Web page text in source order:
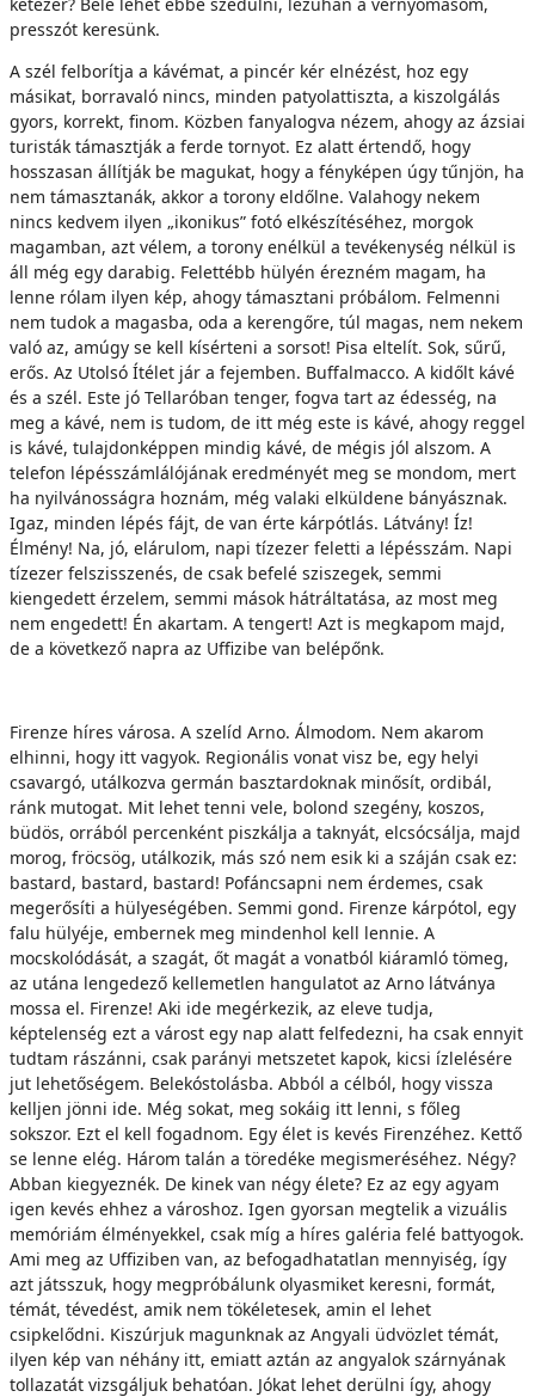
presszót keresünk.
A szél felborítja a kávémat, a pincér kér elnézést, hoz egy
másikat, borravaló nincs, minden patyolattiszta, a kiszolgálás
gyors, korrekt, finom. Közben fanyalogva nézem, ahogy az ázsiai
turisták támasztják a ferde tornyot. Ez alatt értendő, hogy
hosszasan állítják be magukat, hogy a fényképen úgy tűnjön, ha
nem támasztanák, akkor a torony eldőlne. Valahogy nekem
nincs kedvem ilyen „ikonikus” fotó elkészítéséhez, morgok
magamban, azt vélem, a torony enélkül a tevékenység nélkül is
áll még egy darabig. Felettébb hülyén érezném magam, ha
lenne rólam ilyen kép, ahogy támasztani próbálom. Felmenni
nem tudok a magasba, oda a kerengőre, túl magas, nem nekem
való az, amúgy se kell kísérteni a sorsot! Pisa eltelít. Sok, sűrű,
erős. Az Utolsó Ítélet jár a fejemben. Buffalmacco. A kidőlt kávé
és a szél. Este jó Tellaróban tenger, fogva tart az édesség, na
meg a kávé, nem is tudom, de itt még este is kávé, ahogy reggel
is kávé, tulajdonképpen mindig kávé, de mégis jól alszom. A
telefon lépésszámlálójának eredményét meg se mondom, mert
ha nyilvánosságra hoznám, még valaki elküldene bányásznak.
Igaz, minden lépés fájt, de van érte kárpótlás. Látvány! Íz!
Élmény! Na, jó, elárulom, napi tízezer feletti a lépésszám. Napi
tízezer felszisszenés, de csak befelé sziszegek, semmi
kiengedett érzelem, semmi mások hátráltatása, az most meg
nem engedett! Én akartam. A tengert! Azt is megkapom majd,
de a következő napra az Uffizibe van belépőnk.
Firenze híres városa. A szelíd Arno. Álmodom. Nem akarom
elhinni, hogy itt vagyok. Regionális vonat visz be, egy helyi
csavargó, utálkozva germán basztardoknak minősít, ordibál,
ránk mutogat. Mit lehet tenni vele, bolond szegény, koszos,
büdös, orrából percenként piszkálja a taknyát, elcsócsálja, majd
morog, fröcsög, utálkozik, más szó nem esik ki a száján csak ez:
bastard, bastard, bastard! Pofáncsapni nem érdemes, csak
megerősíti a hülyeségében. Semmi gond. Firenze kárpótol, egy
falu hülyéje, embernek meg mindenhol kell lennie. A
mocskolódását, a szagát, őt magát a vonatból kiáramló tömeg,
az utána lengedező kellemetlen hangulatot az Arno látványa
mossa el. Firenze! Aki ide megérkezik, az eleve tudja,
képtelenség ezt a várost egy nap alatt felfedezni, ha csak ennyit
tudtam rászánni, csak parányi metszetet kapok, kicsi ízlelésére
jut lehetőségem. Belekóstolásba. Abból a célból, hogy vissza
kelljen jönni ide. Még sokat, meg sokáig itt lenni, s főleg
sokszor. Ezt el kell fogadnom. Egy élet is kevés Firenzéhez. Kettő
se lenne elég. Három talán a töredéke megismeréséhez. Négy?
Abban kiegyeznék. De kinek van négy élete? Ez az egy agyam
igen kevés ehhez a városhoz. Igen gyorsan megtelik a vizuális
memóriám élményekkel, csak míg a híres galéria felé battyogok.
Ami meg az Uffiziben van, az befogadhatatlan mennyiség, így
azt játsszuk, hogy megpróbálunk olyasmiket keresni, formát,
témát, tévedést, amik nem tökéletesek, amin el lehet
csipkelődni. Kiszúrjuk magunknak az Angyali üdvözlet témát,
ilyen kép van néhány itt, emiatt aztán az angyalok szárnyának
tollazatát vizsgáljuk behatóan. Jókat lehet derülni így, ahogy